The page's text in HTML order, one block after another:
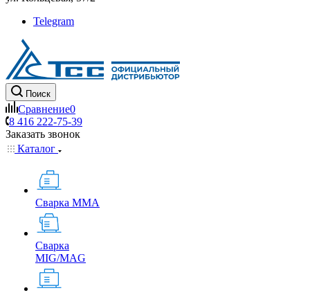
Telegram
Поиск
Сравнение0
8 416 222-75-39
Заказать звонок
Каталог
Сварка MMA
Сварка
MIG/MAG